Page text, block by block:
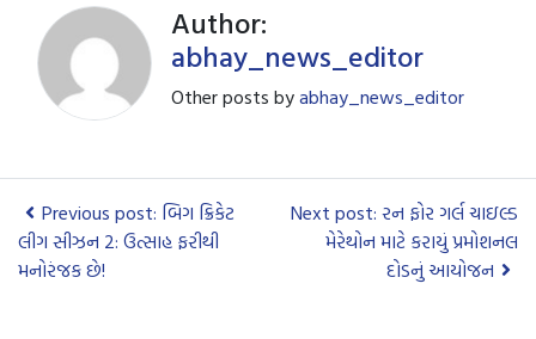
Author:
abhay_news_editor
Other posts byabhay_news_editor
Previous post: બિગ ક્રિકેટ
લીગ સીઝન 2: ઉત્સાહ ફરીથી
મનોરંજક છે!
Next post: રન ફોર ગર્લ ચાઇલ્ડ
મેરેથોન માટે કરાયું પ્રમોશનલ
દોડનું આયોજન